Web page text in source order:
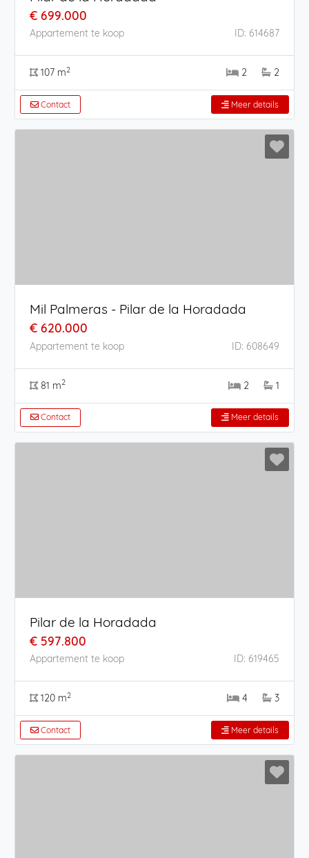
€ 699.000
Appartement te koop ID: 614687
107 m2 2 2
Contact Meer details
Mil Palmeras - Pilar de la Horadada
€ 620.000
Appartement te koop ID: 608649
81 m2 2 1
Contact Meer details
Pilar de la Horadada
€ 597.800
Appartement te koop ID: 619465
120 m2 4 3
Contact Meer details